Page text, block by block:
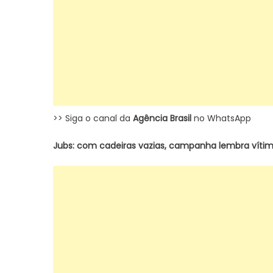
>> Siga o canal da Agência Brasil no WhatsApp
Jubs: com cadeiras vazias, campanha lembra